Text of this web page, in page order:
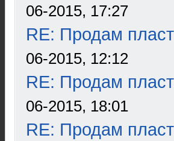
06-2015, 17:27
RE: Продам
06-2015, 12:12
RE: Продам
06-2015, 18:01
RE: Продам